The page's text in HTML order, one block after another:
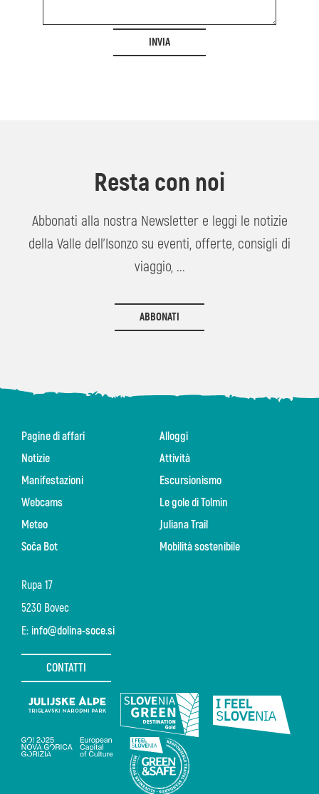
INVIA
Resta con noi
Abbonati alla nostra Newsletter e leggi le notizie
della Valle dell'Isonzo su eventi, offerte, consigli di
viaggio, ...
ABBONATI
Rupa 17
5230 Bovec
E: info@dolina-soce.si
CONTATTI
Pagine di affari
Notizie
Manifestazioni
Webcams
Meteo
Soča Bot
Alloggi
Attività
Escursionismo
Le gole di Tolmin
Juliana Trail
Mobilità sostenibile